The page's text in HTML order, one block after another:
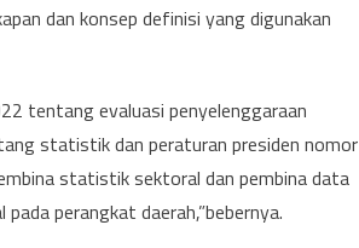
dan konsep definisi yang digunakan
tentang evaluasi penyelenggaraan
statistik dan peraturan presiden nomor
statistik sektoral dan pembina data
perangkat daerah,”bebernya.